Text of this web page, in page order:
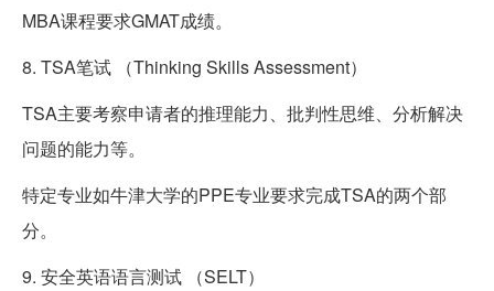
MBA课程要求GMAT成绩。
8. TSA笔试 （Thinking Skills Assessment）
TSA主要考察申请者的推理能力、批判性思维、分析解决
问题的能力等。
特定专业如牛津大学的PPE专业要求完成TSA的两个部
分。
9. 安全英语语言测试 （SELT）